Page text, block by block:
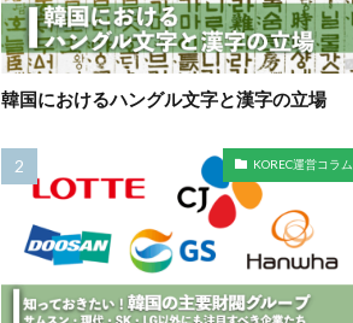
韓国におけるハングル文字と漢字の立場
KOREC運営コラム